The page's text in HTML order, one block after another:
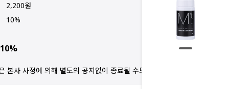
2,200원
10%
본사 사정에 의해 별도의 공지없이 종료될 수도 있습니다.